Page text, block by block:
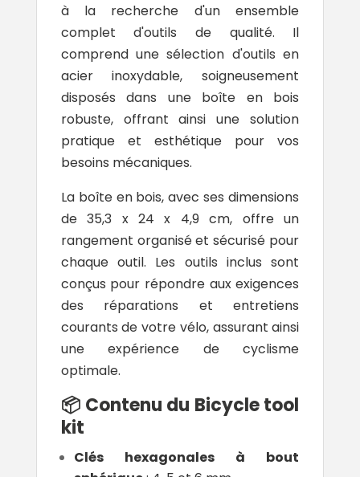
à la recherche d'un ensemble
complet d'outils de qualité. Il
comprend une sélection d'outils en
acier inoxydable, soigneusement
disposés dans une boîte en bois
robuste, offrant ainsi une solution
pratique et esthétique pour vos
besoins mécaniques.
La boîte en bois, avec ses dimensions
de 35,3 x 24 x 4,9 cm, offre un
rangement organisé et sécurisé pour
chaque outil. Les outils inclus sont
conçus pour répondre aux exigences
des réparations et entretiens
courants de votre vélo, assurant ainsi
une expérience de cyclisme
optimale.
📦 Contenu du Bicycle tool
kit
Clés hexagonales à bout